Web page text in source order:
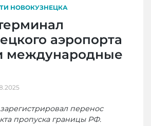
НОВОКУЗНЕЦКА
аэропорта
международные
перенос
пропуска границы РФ.